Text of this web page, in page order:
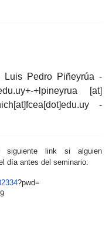
Luis Pedro Piñeyrúa -
+-+lpineyrua [at]
uy -
siguiente link si alguien
día antes del seminario:
?pwd=